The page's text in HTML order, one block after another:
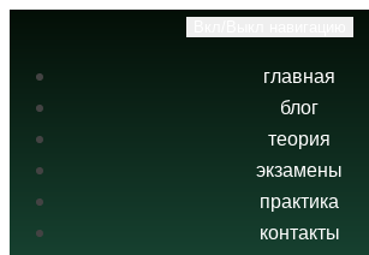
главная
блог
теория
экзамены
практика
контакты